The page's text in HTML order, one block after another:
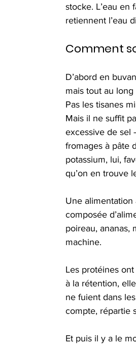
stocke. L’eau en
retiennent l’eau
Comment
D’abord en
mais tout au
Pas les tisanes
Mais il ne suffit
excessive de sel
fromages à pâte
potassium, lui,
qu’on en trouve
Une alimentation
composée
poireau, ananas,
machine.
Les protéines
à la rétention,
ne fuient dans
compte, répartie
Et puis il y a le